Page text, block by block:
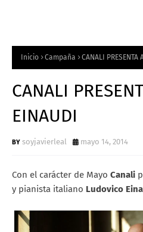
Inicio Campaña CANALI PRESENTA
CANALI
EINAUDI
soyjavierleal mayo 14, 2014
Con el carácter de Mayo Canali
y pianista italiano Ludovico